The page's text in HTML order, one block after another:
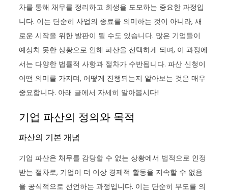
차를 통해 채무를 정리하고 회생을 도모하는 중요한 과정입
니다. 이는 단순히 사업의 종료를 의미하는 것이 아니라, 새
로운 시작을 위한 발판이 될 수도 있습니다. 많은 기업들이
예상치 못한 상황으로 인해 파산을 선택하게 되며, 이 과정에
서는 다양한 법률적 사항과 절차가 수반됩니다. 파산 신청이
어떤 의미를 가지며, 어떻게 진행되는지 알아보는 것은 매우
중요합니다. 아래 글에서 자세히 알아봅시다!
기업 파산의 정의와 목적
파산의 기본 개념
기업 파산은 채무를 감당할 수 없는 상황에서 법적으로 인정
받는 절차로, 기업이 더 이상 경제적 활동을 지속할 수 없음
을 공식적으로 선언하는 과정입니다. 이는 단순히 부도를 의